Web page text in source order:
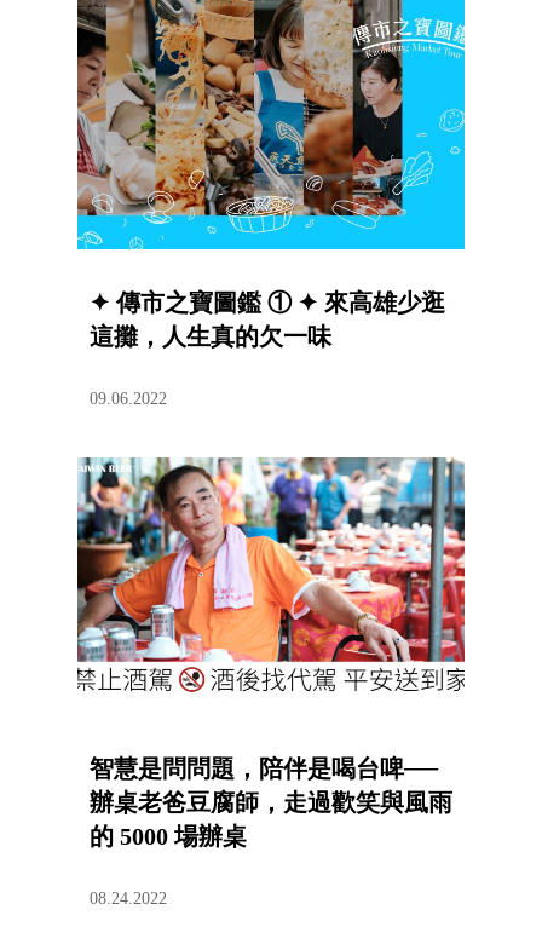
✦ 傳市之寶圖鑑 ① ✦ 來高雄少逛
這攤，人生真的欠一味
09.06.2022
智慧是問問題，陪伴是喝台啤──
辦桌老爸豆腐師，走過歡笑與風雨
的 5000 場辦桌
08.24.2022